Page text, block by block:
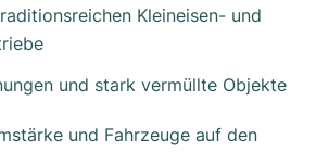
Kleineisen- und
und stark vermüllte Objekte
und Fahrzeuge auf den